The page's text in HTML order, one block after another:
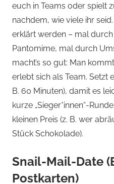
euch in Teams oder spielt
nachdem, wie viele ihr
erklärt werden – mal
Pantomime, mal durch
macht’s so gut: Man
erlebt sich als Team. Setzt
B. 60 Minuten), damit es
kurze „Sieger*innen“-
kleinen Preis (z. B. wer
Stück Schokolade).
Snail-Mail-Date
Postkarten)